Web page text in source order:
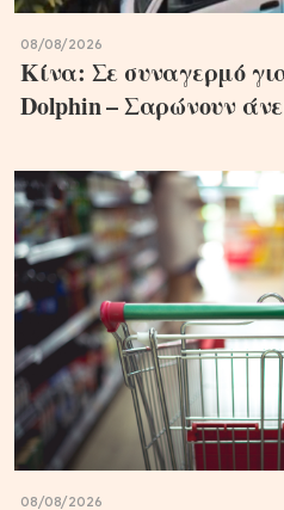
08/08/2026
Κίνα: Σε συναγερμό
Dolphin – Σαρώνουν
08/08/2026